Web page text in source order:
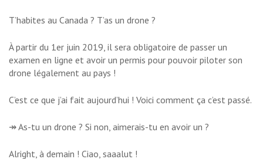
T’habites au Canada ? T’as un drone ?
À partir du 1er juin 2019, il sera obligatoire de passer un
examen en ligne et avoir un permis pour pouvoir piloter son
drone légalement au pays !
C’est ce que j’ai fait aujourd’hui ! Voici comment ça c’est passé.
↠ As-tu un drone ? Si non, aimerais-tu en avoir un ?
Alright, à demain ! Ciao, saaalut !